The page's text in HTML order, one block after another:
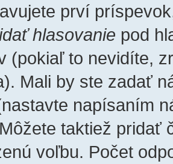
prví
hlasovanie pod
(pokiaľ to nevidíte,
Mali by ste zadať
napísaním
taktiež pridať
voľbu. Počet